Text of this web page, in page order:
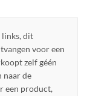
links, dit
voor een
zelf géén
naar de
een product,